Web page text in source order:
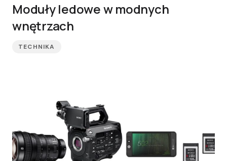
Moduły ledowe w modnych
wnętrzach
TECHNIKA